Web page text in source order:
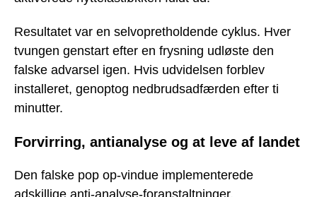
Resultatet var en selvopretholdende cyklus. Hver
tvungen genstart efter en frysning udløste den
falske advarsel igen. Hvis udvidelsen forblev
installeret, genoptog nedbrudsadfærden efter ti
minutter.
Forvirring, antianalyse og at leve af landet
Den falske pop op-vindue implementerede
adskillige anti-analyse-foranstaltninger,